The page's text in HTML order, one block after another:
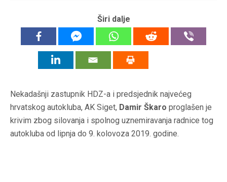
Širi dalje
Nekadašnji zastupnik HDZ-a i predsjednik najvećeg
hrvatskog autokluba, AK Siget, Damir Škaro proglašen je
krivim zbog silovanja i spolnog uznemiravanja radnice tog
autokluba od lipnja do 9. kolovoza 2019. godine.